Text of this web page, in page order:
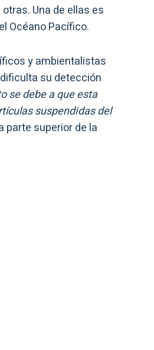
Una de ellas es
Océano Pacífico.
y ambientalistas
su detección
se debe a que esta
suspendidas del
superior de la